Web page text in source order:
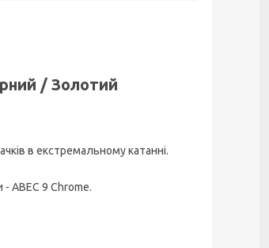
/ Золотий
в екстремальному катанні.
ABEC 9 Chrome.